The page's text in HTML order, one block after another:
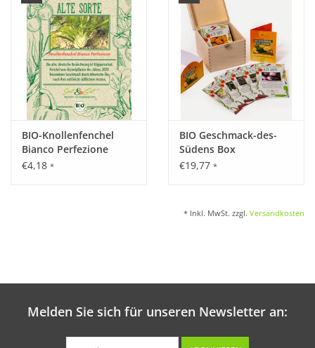
September
Oktober
August
September
Oktober
November
Dezember
BIO-Knollenfenchel
Bianco Perfezione
€4,18 *
BIO Geschmack-des-
Südens Box
€19,77 *
* Inkl. MwSt. zzgl. Versandkosten
Melden Sie sich für unseren Newsletter an: